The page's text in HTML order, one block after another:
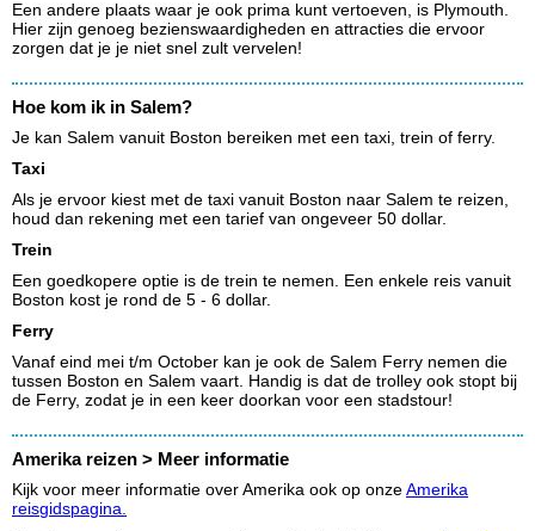
Een andere plaats waar je ook prima kunt vertoeven, is Plymouth.
Hier zijn genoeg bezienswaardigheden en attracties die ervoor
zorgen dat je je niet snel zult vervelen!
Hoe kom ik in Salem?
Je kan Salem vanuit Boston bereiken met een taxi, trein of ferry.
Taxi
Als je ervoor kiest met de taxi vanuit Boston naar Salem te reizen,
houd dan rekening met een tarief van ongeveer 50 dollar.
Trein
Een goedkopere optie is de trein te nemen. Een enkele reis vanuit
Boston kost je rond de 5 - 6 dollar.
Ferry
Vanaf eind mei t/m October kan je ook de Salem Ferry nemen die
tussen Boston en Salem vaart. Handig is dat de trolley ook stopt bij
de Ferry, zodat je in een keer doorkan voor een stadstour!
Amerika reizen > Meer informatie
Kijk voor meer informatie over Amerika ook op onze Amerika
reisgidspagina.